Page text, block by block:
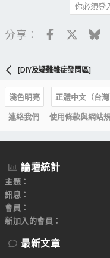
你必須登
分享： Facebook
[DIY及疑難雜症發問區]
淺色明亮
正體中文（台灣
連絡我們
使用條款與網站
論壇統計
主題
訊息
會員
新加入的會員
最新文章